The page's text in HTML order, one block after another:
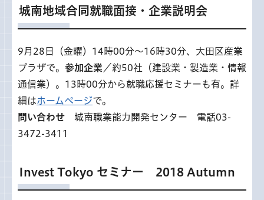
城南地域合同就職面接・企業説明会
9月28日（金曜）14時00分～16時30分、大田区産業
プラザで。 参加企業 ／約50社（建設業・製造業・情報
通信業）。13時00分から就職応援セミナーも有。詳
細はホームページで。
問い合わせ 城南職業能力開発センター 電話03-
3472-3411
Invest Tokyo セミナー 2018 Autumn